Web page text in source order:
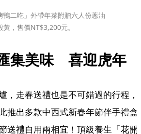
鴨二吃」外帶年菜附贈六人份蔥油
黃，售價NT$3,200元。
集美味　喜迎虎年
，走春送禮也是不可錯過的行程，
推出多款中西式新春年節伴手禮盒
送禮自用兩相宜！頂級養生「花開